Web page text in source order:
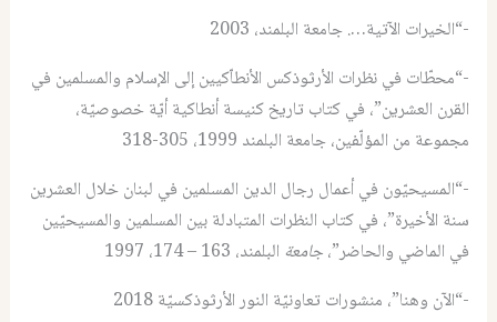
-“الخيرات الآتية…. جامعة البلمند، 2003
-“محطّات في نظرات الأرثوذكس الأنطاّكيين إلى الإسلام والمسلمين في
القرن العشرين”، في كتاب تاريخ كنيسة أنطاكية أيّة خصوصيّة،
مجموعة من المؤلّفين، جامعة البلمند 1999، 305-318
-“المسيحيّون في أعمال رجال الدين المسلمين في لبنان خلال العشرين
سنة الأخيرة”، في كتاب النظرات المتبادلة بين المسلمين والمسيحيّين
في الماضي والحاضر”،جامعة البلمند، 163 – 174، 1997
-“الآن وهنا”، منشورات تعاونيّة النور الأرثوذكسيّة 2018